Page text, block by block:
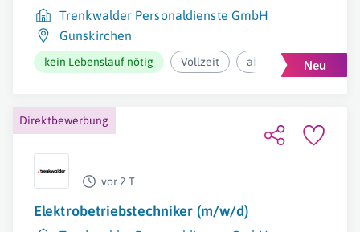
Trenkwalder Personaldienste GmbH
Gunskirchen
kein Lebenslauf nötig Vollzeit ab 2.800€ pro Monat
Direktbewerbung
vor 2 T
Elektrobetriebstechniker (m/w/d)